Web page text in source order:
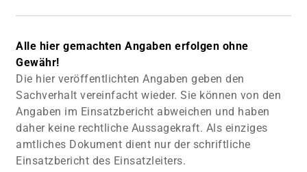
Alle hier gemachten Angaben erfolgen ohne
Gewähr!
Die hier veröffentlichten Angaben geben den
Sachverhalt vereinfacht wieder. Sie können von den
Angaben im Einsatzbericht abweichen und haben
daher keine rechtliche Aussagekraft. Als einziges
amtliches Dokument dient nur der schriftliche
Einsatzbericht des Einsatzleiters.